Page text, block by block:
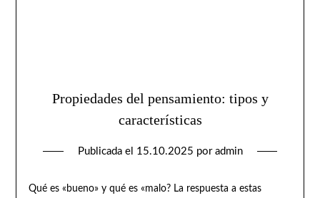
Propiedades del pensamiento: tipos y
características
Publicada el 15.10.2025 por admin
Qué es «bueno» y qué es «malo? La respuesta a estas